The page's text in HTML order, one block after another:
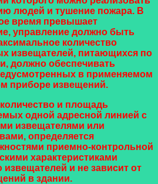
людей и тушение пожара. В
время превышает
управление должно быть
количество
извещателей, питающихся по
должно обеспечивать
в применяемом
приборе извещений.
и площадь
одной адресной линией с
извещателями или
определяется
приемно-контрольной
характеристиками
и не зависит от
в здании.